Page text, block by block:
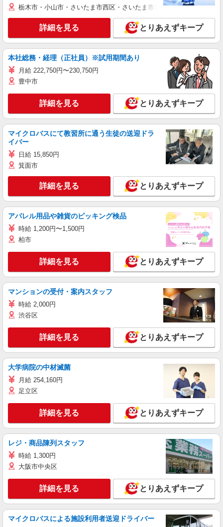
栃木市・小山市・さいたま市西区・さいたま市岩槻区・久喜市・蓮田
詳細を見る とりあえずキープ
本社総務・経理（正社員）※試用期間あり
月給 222,750円〜230,750円
豊中市
詳細を見る とりあえずキープ
マイクロバスにて教習所に通う生徒の送迎ドラ
イバー
日給 15,850円
箕面市
詳細を見る とりあえずキープ
アパレル用品や雑貨のピッキング検品
時給 1,200円〜1,500円
柏市
詳細を見る とりあえずキープ
マンションの受付・案内スタッフ
時給 2,000円
渋谷区
詳細を見る とりあえずキープ
大学病院の中材滅菌
月給 254,160円
足立区
詳細を見る とりあえずキープ
レジ・商品陳列スタッフ
時給 1,300円
大阪市中央区
詳細を見る とりあえずキープ
マイクロバスによる施設利用者送迎ドライバー